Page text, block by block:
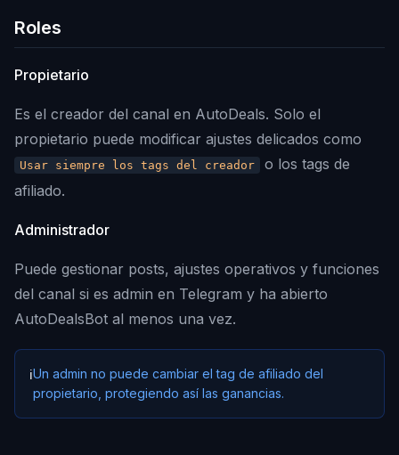
Roles
Propietario
Es el creador del canal en AutoDeals. Solo el
propietario puede modificar ajustes delicados como
Usar siempre los tags del creador
o los tags de
afiliado.
Administrador
Puede gestionar posts, ajustes operativos y funciones
del canal si es admin en Telegram y ha abierto
AutoDealsBot al menos una vez.
ℹ️Un admin no puede cambiar el tag de afiliado del
propietario, protegiendo así las ganancias.